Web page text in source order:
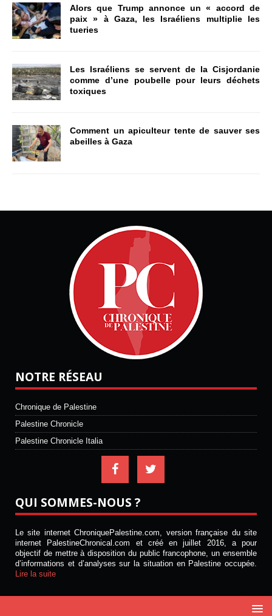
Alors que Trump annonce un « accord de
paix » à Gaza, les Israéliens multiplie les
tueries
Les Israéliens se servent de la Cisjordanie
comme d’une poubelle pour leurs déchets
toxiques
Comment un apiculteur tente de sauver ses
abeilles à Gaza
NOTRE RÉSEAU
Chronique de Palestine
Palestine Chronicle
Palestine Chronicle Italia
QUI SOMMES-NOUS ?
Le site internet ChroniquePalestine.com, version française du site
internet PalestineChronical.com et créé en juillet 2016, a pour
objectif de mettre à disposition du public francophone, un ensemble
d’informations et d’analyses sur la situation en Palestine occupée.
Lire la suite